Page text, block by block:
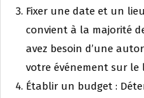
Fixer une date et un
convient à la majorité
avez besoin d’une
votre événement sur le
Établir un budget :